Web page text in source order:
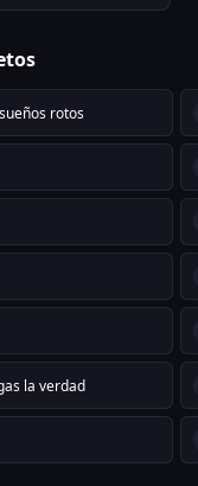
rotos
la verdad